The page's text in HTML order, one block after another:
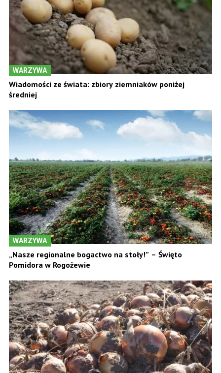
WARZYWA
Wiadomości ze świata: zbiory ziemniaków poniżej
średniej
WARZYWA
„Nasze regionalne bogactwo na stoły!” – Święto
Pomidora w Rogożewie